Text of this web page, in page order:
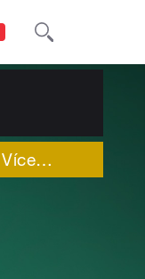
Více…